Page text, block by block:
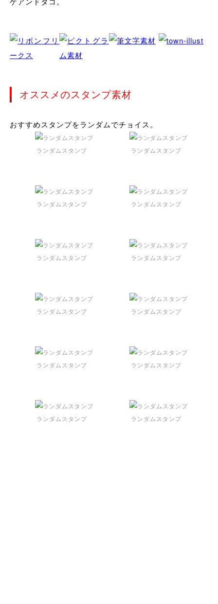
オススメのスタンプ素材
おすすめスタンプをランダムでチョイス。
ランダムスタンプ ランダムスタンプ
ランダムスタンプ ランダムスタンプ
ランダムスタンプ ランダムスタンプ
ランダムスタンプ ランダムスタンプ
ランダムスタンプ ランダムスタンプ
ランダムスタンプ ランダムスタンプ